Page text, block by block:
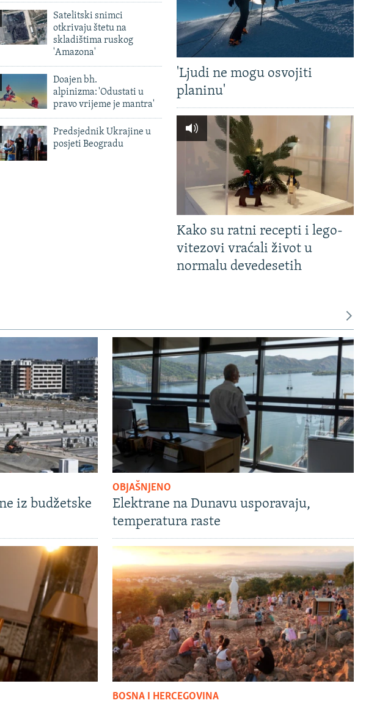
Satelitski snimci
otkrivaju štetu na
skladištima ruskog
'Amazona'
Doajen bh.
alpinizma: 'Odustati u
pravo vrijeme je mantra'
Predsjednik Ukrajine u
posjeti Beogradu
'Ljudi ne mogu osvojiti
planinu'
Kako su ratni recepti i lego-
vitezovi vraćali život u
normalu devedesetih
iz budžetske
OBJAŠNJENO
Elektrane na Dunavu usporavaju,
temperatura raste
BOSNA I HERCEGOVINA